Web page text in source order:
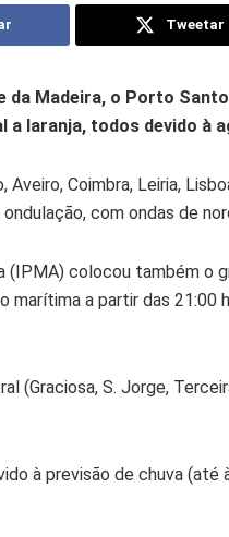
Tweetar
Madeira, o Porto
laranja, todos devido à
Coimbra, Leiria,
com ondas de
colocou também o
marítima a partir das 21:00
(Graciosa, S. Jorge,
à previsão de chuva